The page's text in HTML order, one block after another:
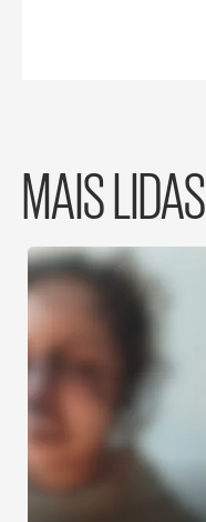
MAIS LIDAS